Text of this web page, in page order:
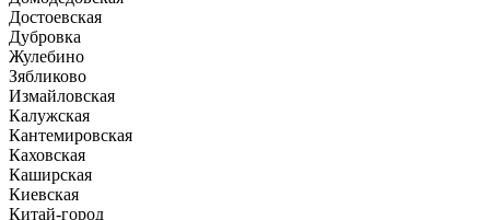
Достоевская
Дубровка
Жулебино
Зябликово
Измайловская
Калужская
Кантемировская
Каховская
Каширская
Киевская
Китай-город